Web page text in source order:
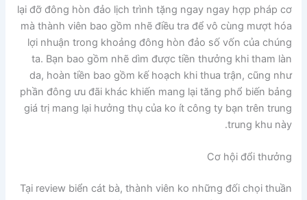
lại đỡ đông hòn đảo lịch trình tặng ngay ngay hợp pháp cơ
mà thành viên bao gồm nhẽ điều tra để vô cùng mượt hóa
lợi nhuận trong khoảng đông hòn đảo số vốn của chúng
ta. Bạn bao gồm nhẽ dìm được tiền thưởng khi tham làn
da, hoàn tiền bao gồm kế hoạch khi thua trận, cũng như
phần đông ưu đãi khác khiến mang lại tăng phổ biến bảng
giá trị mang lại hưởng thụ của ko ít công ty bạn trên trung
trung khu này.
Cơ hội đổi thưởng
Tại review biển cát bà, thành viên ko những đối chọi thuần